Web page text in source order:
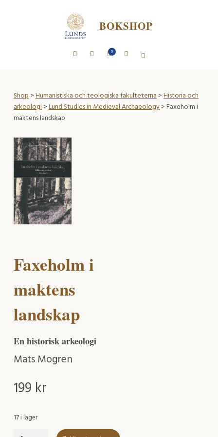
BOKSHOP
0
Shop>Humanistiska och teologiska fakulteterna>Historia och
arkeologi>Lund Studies in Medieval Archaeology> Faxeholm i
maktens landskap
Faxeholm i
maktens
landskap
En historisk arkeologi
Mats Mogren
199 kr
17 i lager
Faxeholm